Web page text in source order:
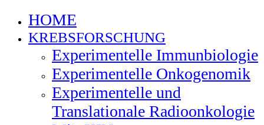
HOME
KREBSFORSCHUNG
Experimentelle Immunbiologie
Experimentelle Onkogenomik
Experimentelle und
Translationale Radioonkologie